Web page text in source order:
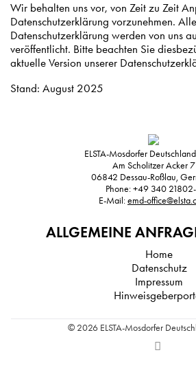
Wir behalten uns vor, von Zeit zu Zeit
Datenschutzerklärung vorzunehmen.
Datenschutzerklärung werden von uns
veröffentlicht. Bitte beachten Sie
aktuelle Version unserer
Stand: August 2025
ELSTA-Mosdorfer
Am Scholitzer Acker 7
06842 Dessau-Roßlau,
Phone:+49 340
E-Mail:emd-
ALLGEMEINE
Home
Datenschutz
Impressum
© 2026 ELSTA-Mosdorfer